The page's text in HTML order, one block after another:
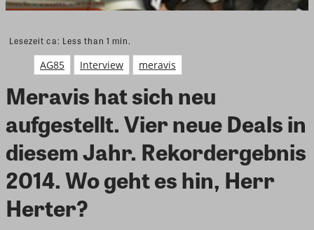
Lesezeit ca: Less than 1 min.
AG85 Interview meravis
Meravis hat sich neu
aufgestellt. Vier neue Deals in
diesem Jahr. Rekordergebnis
2014. Wo geht es hin, Herr
Herter?